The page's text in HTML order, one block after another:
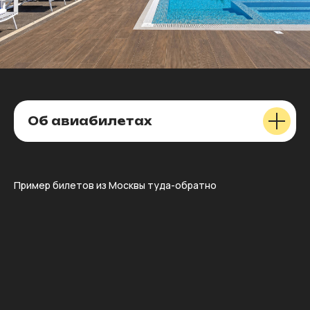
Об авиабилетах
Пример билетов из Москвы туда-обратно